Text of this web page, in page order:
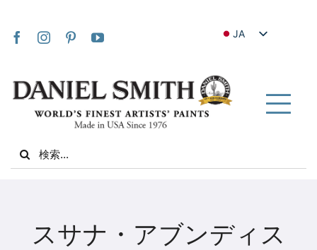
JA
IT
Search
for:
スサナ・アブンディス